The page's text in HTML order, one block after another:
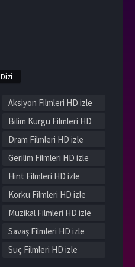
Dizi
Aksiyon Filmleri HD izle
Bilim Kurgu Filmleri HD
izle
Dram Filmleri HD izle
Gerilim Filmleri HD izle
Hint Filmleri HD izle
Korku Filmleri HD izle
Müzikal Filmleri HD izle
Savaş Filmleri HD izle
Suç Filmleri HD izle